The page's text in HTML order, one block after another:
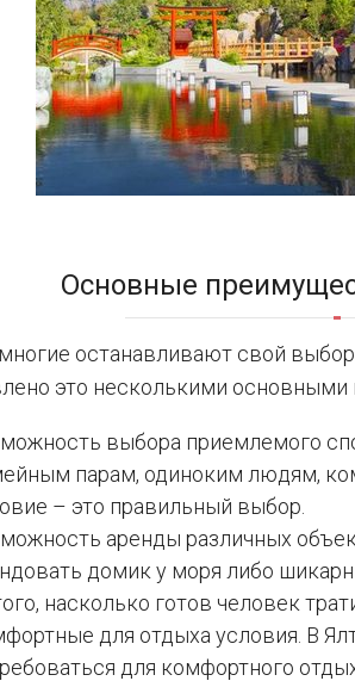
Основные
останавливают свой
это несколькими основными
выбора приемлемого
парам, одиноким людям,
– это правильный выбор.
аренды различных
домик у моря либо
насколько готов человек
для отдыха условия. В
для комфортного